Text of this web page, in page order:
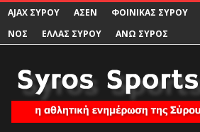
AJAX ΣΥΡΟΥ ΑΣΕΝ ΦΟΙΝΙΚΑΣ ΣΥΡΟΥ
ΝΟΣ
ΕΛΛΑΣ ΣΥΡΟΥ ΑΝΩ ΣΥΡΟΣ